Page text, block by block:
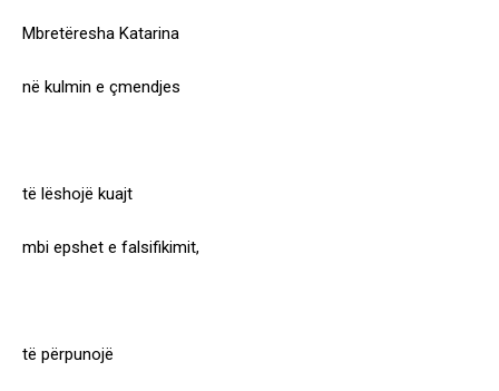
Mbretëresha Katarina
në kulmin e çmendjes
të lëshojë kuajt
mbi epshet e falsifikimit,
të përpunojë